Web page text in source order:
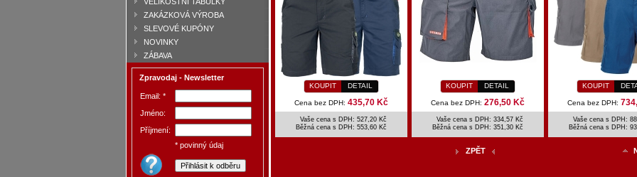
ZAKÁZKOVÁ VÝROBA
SLEVOVÉ KUPÓNY
NOVINKY
ZÁBAVA
Zpravodaj - Newsletter
Email: *
Jméno:
Příjmení:
* povinný údaj
KOUPIT DETAIL
Cena bez DPH: 435,70 Kč
Vaše cena s DPH: 527,20 Kč
Běžná cena s DPH: 553,60 Kč
KOUPIT DETAIL
Cena bez DPH: 276,50 Kč
Vaše cena s DPH: 334,57 Kč
Běžná cena s DPH: 351,30 Kč
KOUPIT
Cena bez DPH:
Vaše cena s DPH:
Běžná cena s DPH:
ZPĚT